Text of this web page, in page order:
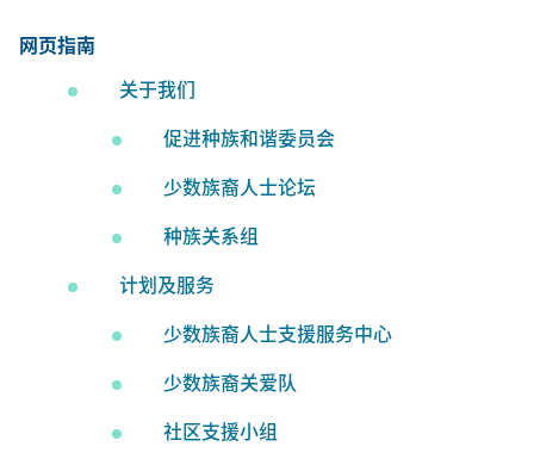
网页指南
关于我们
促进种族和谐委员会
少数族裔人士论坛
种族关系组
计划及服务
少数族裔人士支援服务中心
少数族裔关爱队
社区支援小组